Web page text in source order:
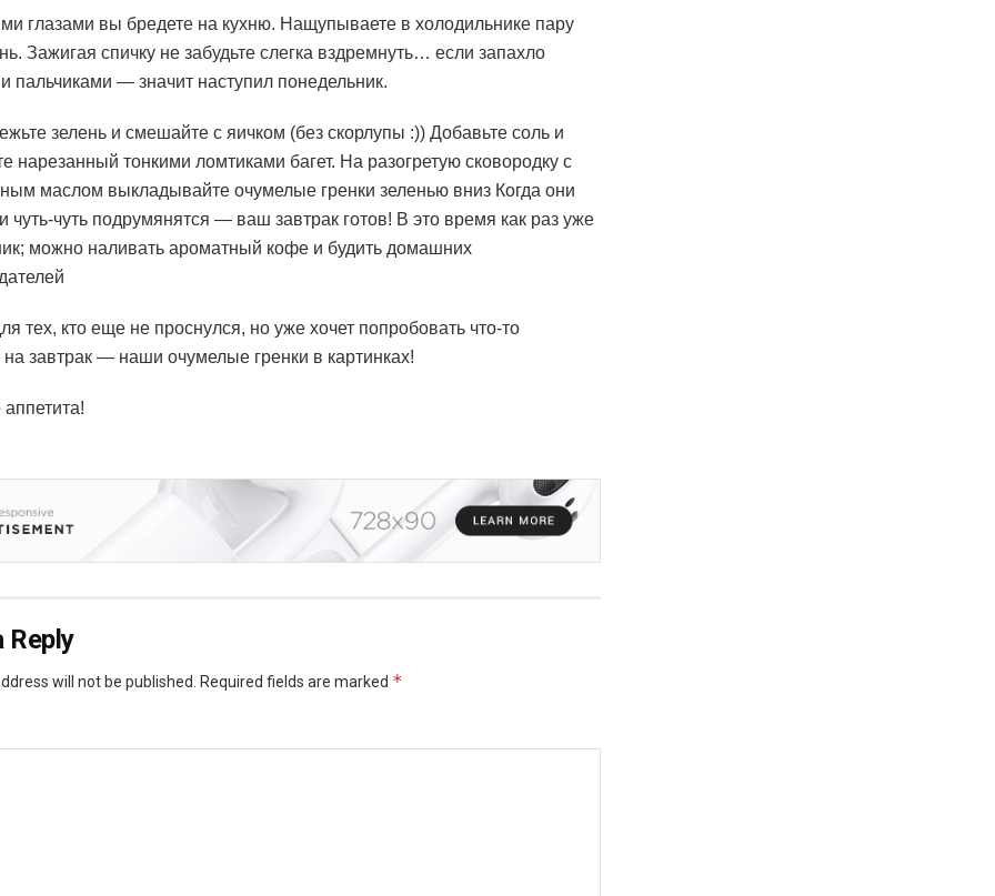
глазами вы бредете на кухню. Нащупываете в холодильнике пару
Зажигая спичку не забудьте слегка вздремнуть… если запахло
пальчиками — значит наступил понедельник.
зелень и смешайте с яичком (без скорлупы :)) Добавьте соль и
нарезанный тонкими ломтиками багет. На разогретую сковородку с
маслом выкладывайте очумелые гренки зеленью вниз Когда они
чуть-чуть подрумянятся — ваш завтрак готов! В это время как раз уже
можно наливать ароматный кофе и будить домашних
тех, кто еще не проснулся, но уже хочет попробовать что-то
на завтрак — наши очумелые гренки в картинках!
Reply
will not be published. Required fields are marked *